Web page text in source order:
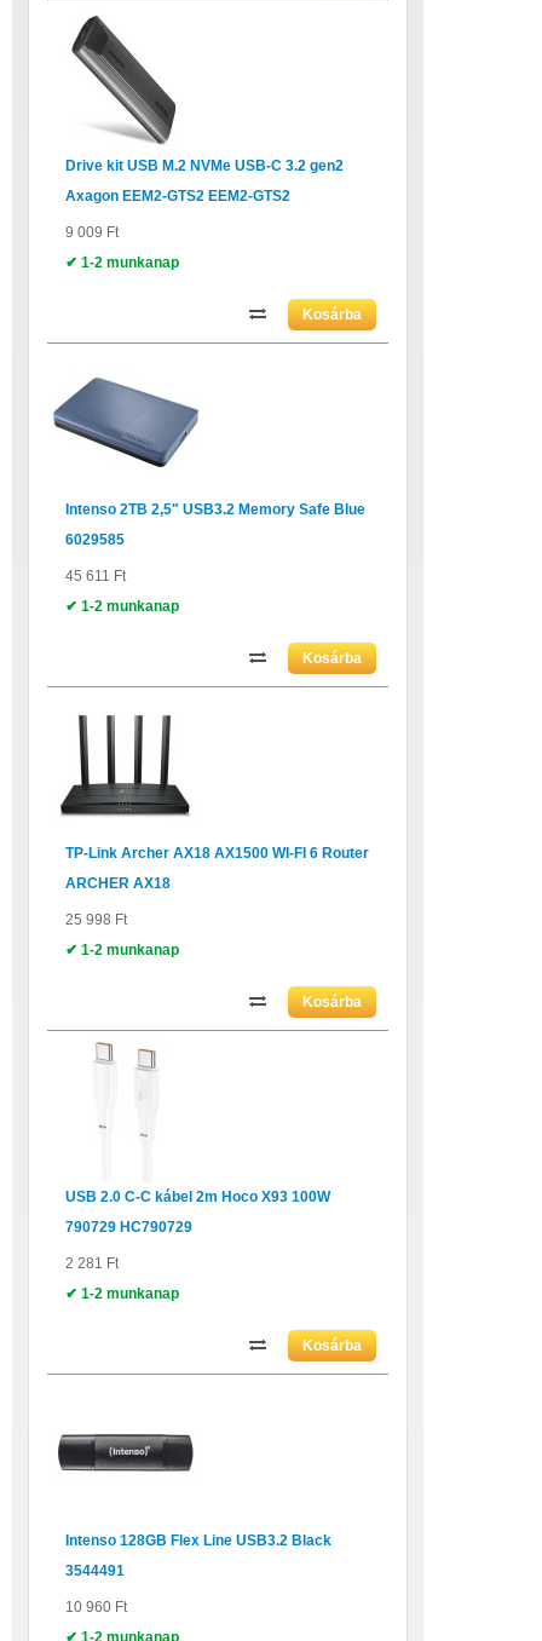
Drive kit USB M.2 NVMe USB-C 3.2 gen2
Axagon EEM2-GTS2 EEM2-GTS2
9 009 Ft
✔ 1-2 munkanap
Intenso 2TB 2,5" USB3.2 Memory Safe Blue
6029585
45 611 Ft
✔ 1-2 munkanap
TP-Link Archer AX18 AX1500 WI-FI 6 Router
ARCHER AX18
25 998 Ft
✔ 1-2 munkanap
USB 2.0 C-C kábel 2m Hoco X93 100W
790729 HC790729
2 281 Ft
✔ 1-2 munkanap
Intenso 128GB Flex Line USB3.2 Black
3544491
10 960 Ft
✔ 1-2 munkanap